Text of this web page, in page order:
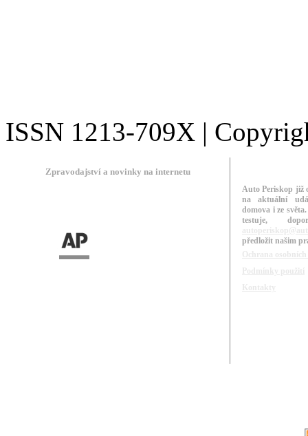
ISSN 1213-709X |
Zpravodajství a novinky na internetu
Auto Periskop již
na aktuální
domova i ze
testuje,
předložit našim